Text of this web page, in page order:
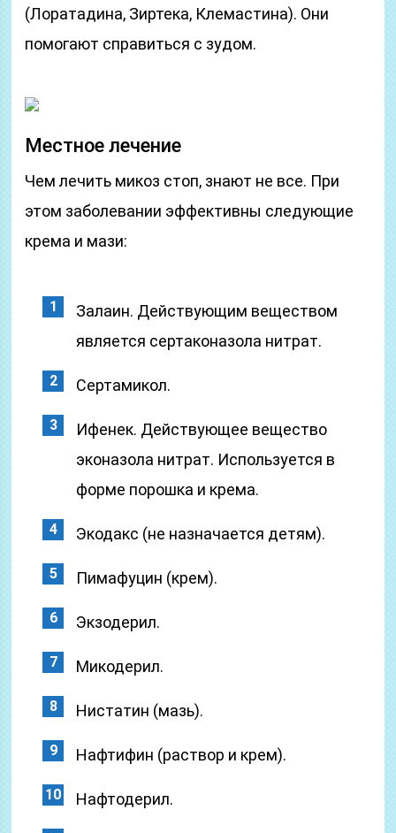
(Лоратадина, Зиртека, Клемастина). Они
помогают справиться с зудом.
Местное лечение
Чем лечить микоз стоп, знают не все. При
этом заболевании эффективны следующие
крема и мази:
Залаин. Действующим веществом
является сертаконазола нитрат.
Сертамикол.
Ифенек. Действующее вещество
эконазола нитрат. Используется в
форме порошка и крема.
Экодакс (не назначается детям).
Пимафуцин (крем).
Экзодерил.
Микодерил.
Нистатин (мазь).
Нафтифин (раствор и крем).
Нафтодерил.